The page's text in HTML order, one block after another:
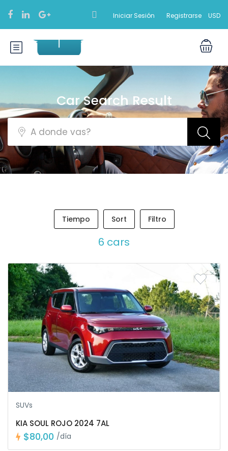
Iniciar Sesión Registrarse USD
Car Search Result
Tiempo Sort Filtro
6 cars
SUVs
KIA SOUL ROJO 2024 7AL
$80,00 /día